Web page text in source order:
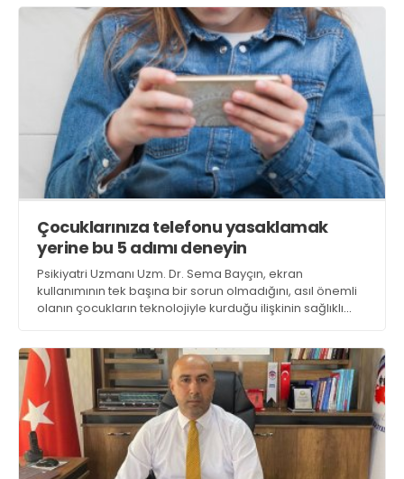
Çocuklarınıza telefonu yasaklamak
yerine bu 5 adımı deneyin
Psikiyatri Uzmanı Uzm. Dr. Sema Bayçın, ekran
kullanımının tek başına bir sorun olmadığını, asıl önemli
olanın çocukların teknolojiyle kurduğu ilişkinin sağlıklı